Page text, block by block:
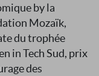
by la
Mozaïk,
du trophée
in Tech Sud, prix
des